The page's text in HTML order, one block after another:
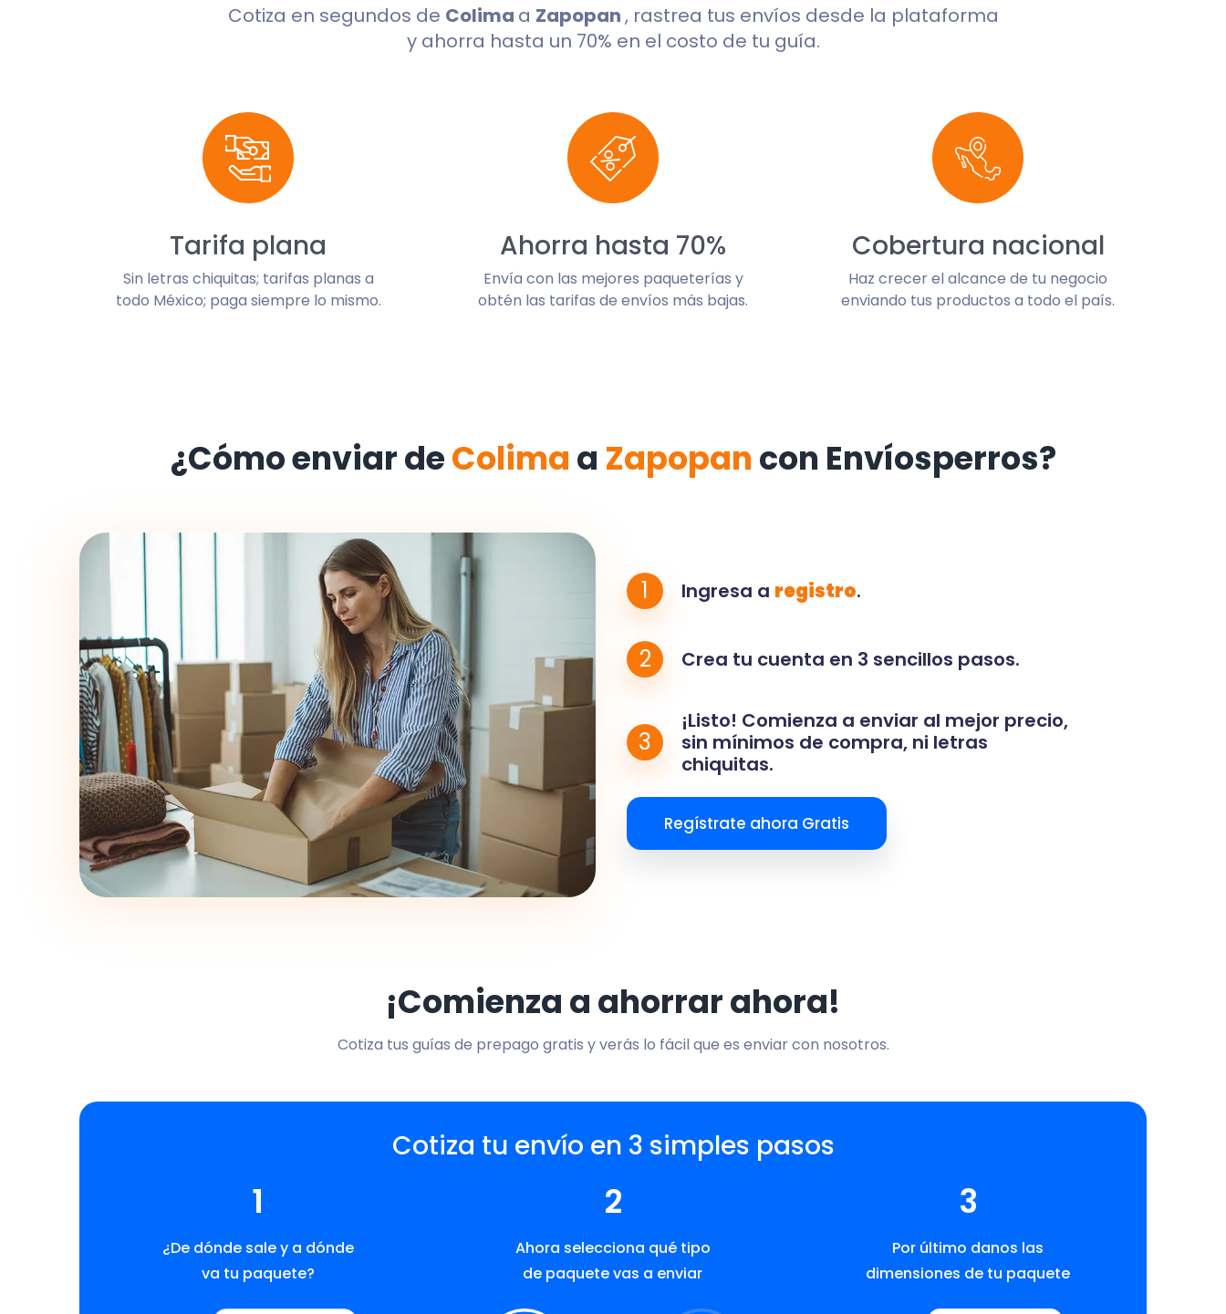
Cotiza en segundos de Colima a Zapopan, rastrea tus envíos desde la plataforma
y ahorra hasta un 70% en el costo de tu guía.
Tarifa plana
Sin letras chiquitas; tarifas planas a
todo México; paga siempre lo mismo.
Ahorra hasta 70%
Envía con las mejores paqueterías y
obtén las tarifas de envíos más bajas.
Cobertura nacional
Haz crecer el alcance de tu negocio
enviando tus productos a todo el país.
¿Cómo enviar deColima a Zapopan con Envíosperros?
1 Ingresa a registro.
2 Crea tu cuenta en 3 sencillos pasos.
3
¡Listo! Comienza a enviar al mejor precio,
sin mínimos de compra, ni letras
chiquitas.
Regístrate ahora Gratis
¡Comienza a ahorrar ahora!
Cotiza tus guías de prepago gratis y verás lo fácil que es enviar con nosotros.
Cotiza tu envío en 3 simples pasos
1
¿De dónde sale y a dónde
va tu paquete?
2
Ahora selecciona qué tipo
de paquete vas a enviar
3
Por último danos las
dimensiones de tu paquete